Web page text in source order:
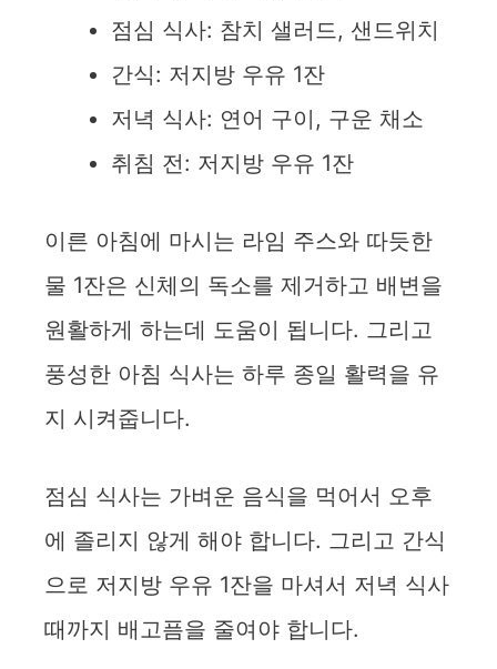
점심 식사: 참치 샐러드, 샌드위치
간식: 저지방 우유 1잔
저녁 식사: 연어 구이, 구운 채소
취침 전: 저지방 우유 1잔
이른 아침에 마시는 라임 주스와 따듯한
물 1잔은 신체의 독소를 제거하고 배변을
원활하게 하는데 도움이 됩니다. 그리고
풍성한 아침 식사는 하루 종일 활력을 유
지 시켜줍니다.
점심 식사는 가벼운 음식을 먹어서 오후
에 졸리지 않게 해야 합니다. 그리고 간식
으로 저지방 우유 1잔을 마셔서 저녁 식사
때까지 배고픔을 줄여야 합니다.